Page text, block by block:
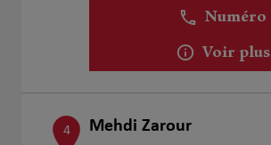
Numéro
Voir plus
4 Mehdi Zarour